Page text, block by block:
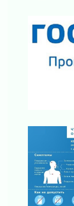
Пригласи
концертный
Детям —
День
28 июля 2026
Газ — в
28 июля 2026
Снижать
28 июля 2026
28 июля 2026